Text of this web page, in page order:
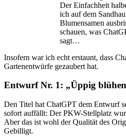
Der Einfachheit
ich auf dem
Blumensamen
schauen, was
sagt…
Insofern war ich echt erstaunt, dass
Gartenentwürfe gezaubert hat.
Entwurf Nr. 1: „Üppig
Den Titel hat ChatGPT dem Entwurf
sofort auffällt: Der PKW-Stellplatz
Aber das ist wohl der Qualität des
Gebilligt.